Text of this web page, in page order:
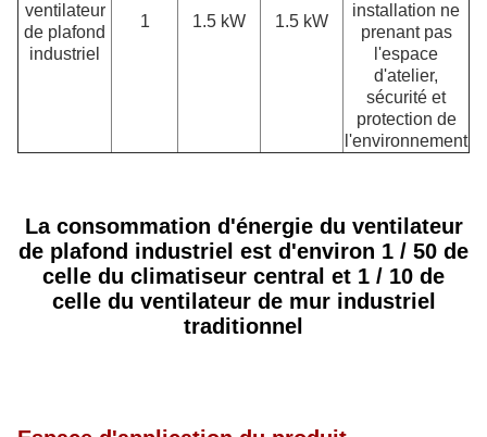
ventilateur
de plafond
industriel
1 1.5 kW 1.5 kW
installation ne
prenant pas
l'espace
d'atelier,
sécurité et
protection de
l'environnement
La consommation d'énergie du ventilateur
de plafond industriel est d'environ 1 / 50 de
celle du climatiseur central et 1 / 10 de
celle du ventilateur de mur industriel
traditionnel